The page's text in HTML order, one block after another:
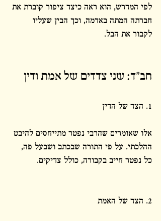
לפי המדרש, הוא ראה כיצד ציפור קוברת את
חברתה המתה באדמה, וכך הבין שעליו
לקבור את הבל.
חב"ד: שני צדדים של אמת ודין
1. הצד של הדין
אלו שאומרים שהרבי נפטר מתייחסים להיבט
ההלכתי. על פי התורה שבכתב ושבעל פה,
כל נפטר חייב בקבורה, כולל צדיקים.
2. הצד של האמת